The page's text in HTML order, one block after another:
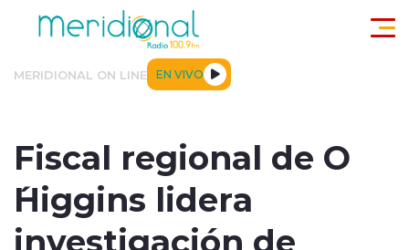
Click acá para ir directamente al contenido
MERIDIONAL ON LINE EN VIVO
Fiscal regional de O
´Higgins lidera
investigación de